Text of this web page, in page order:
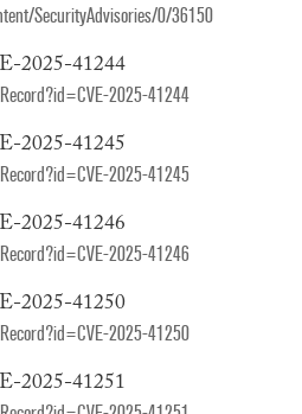
SecurityAdvisories/0/36150
2025-41244
2025-41244
2025-41245
2025-41245
2025-41246
2025-41246
2025-41250
2025-41250
2025-41251